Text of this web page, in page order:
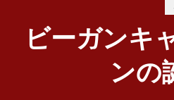
ビーガンキ
ンの